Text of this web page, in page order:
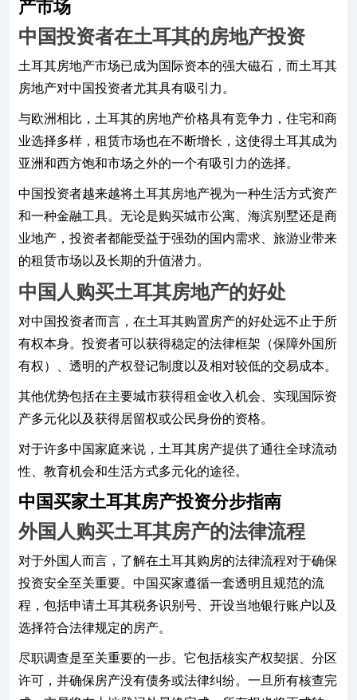
产市场
中国投资者在土耳其的房地产投资
土耳其房地产市场已成为国际资本的强大磁石，而土耳其
房地产对中国投资者尤其具有吸引力。
与欧洲相比，土耳其的房地产价格具有竞争力，住宅和商
业选择多样，租赁市场也在不断增长，这使得土耳其成为
亚洲和西方饱和市场之外的一个有吸引力的选择。
中国投资者越来越将土耳其房地产视为一种生活方式资产
和一种金融工具。无论是购买城市公寓、海滨别墅还是商
业地产，投资者都能受益于强劲的国内需求、旅游业带来
的租赁市场以及长期的升值潜力。
中国人购买土耳其房地产的好处
对中国投资者而言，在土耳其购置房产的好处远不止于所
有权本身。投资者可以获得稳定的法律框架（保障外国所
有权）、透明的产权登记制度以及相对较低的交易成本。
其他优势包括在主要城市获得租金收入机会、实现国际资
产多元化以及获得居留权或公民身份的资格。
对于许多中国家庭来说，土耳其房产提供了通往全球流动
性、教育机会和生活方式多元化的途径。
中国买家土耳其房产投资分步指南
外国人购买土耳其房产的法律流程
对于外国人而言，了解在土耳其购房的法律流程对于确保
投资安全至关重要。中国买家遵循一套透明且规范的流
程，包括申请土耳其税务识别号、开设当地银行账户以及
选择符合法律规定的房产。
尽职调查是至关重要的一步。它包括核实产权契据、分区
许可，并确保房产没有债务或法律纠纷。一旦所有核查完